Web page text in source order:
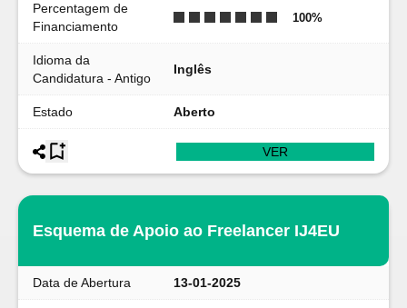
Percentagem de
Financiamento
100%
Idioma da
Candidatura - Antigo
Inglês
Estado Aberto
VER
Esquema de Apoio ao Freelancer IJ4EU
Data de Abertura 13-01-2025